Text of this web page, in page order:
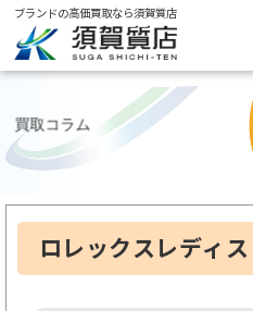
ブランドの高価買取なら須賀質店
ブランド買取 買取コラム
買取コラム
ロレックスレディ